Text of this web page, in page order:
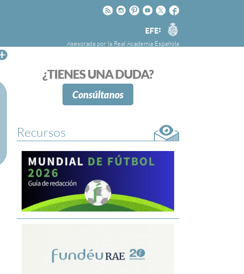
Facebook
Twitter
Youtube
Pinteres
Instagram
Rss
Agencia
EFE
Asesorada por la Real Academia Española
FundéuRAE es una fundación patrocinada por
la Agencia Efe y la Real Academia Española,
cuyo objetivo es colaborar con el buen uso del
¿TIENES UNA DUDA?
Consúltanos
Recursos